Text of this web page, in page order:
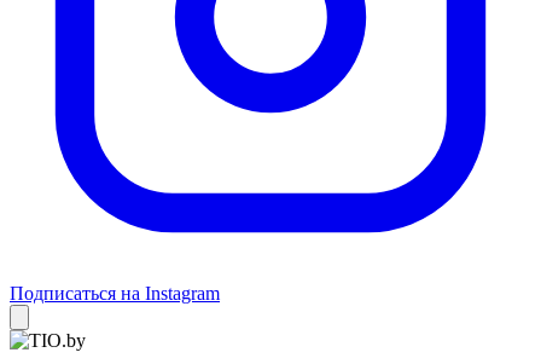
Подписаться на Instagram